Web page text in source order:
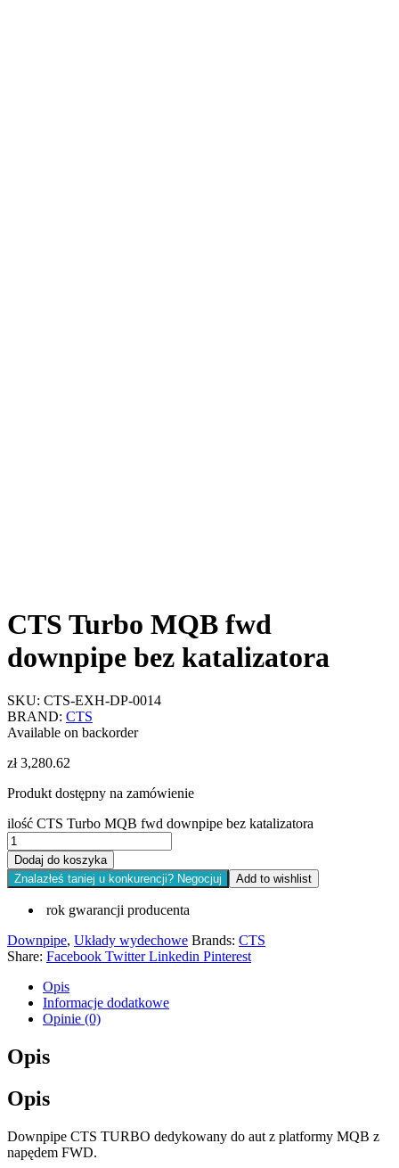
CTS Turbo MQB fwd
downpipe bez katalizatora
SKU: CTS-EXH-DP-0014
BRAND: CTS
Available on backorder
zł3,280.62
Produkt dostępny na zamówienie
ilość CTS Turbo MQB fwd downpipe bez katalizatora
Dodaj do koszyka
Znalazłeś taniej u konkurencji? Negocjuj
Add to wishlist
rok gwarancji producenta
Downpipe, Układy wydechowe Brands: CTS
Share: Facebook Twitter Linkedin Pinterest
Opis
Informacje dodatkowe
Opinie (0)
Opis
Opis
Downpipe CTS TURBO dedykowany do aut z platformy MQB z
napędem FWD.